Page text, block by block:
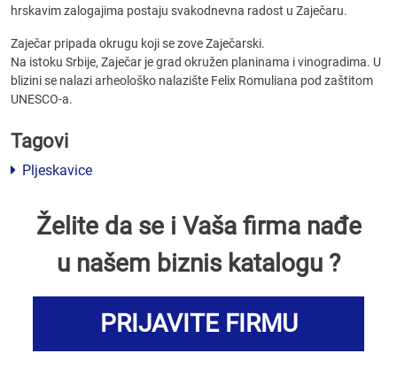
hrskavim zalogajima postaju svakodnevna radost u Zaječaru.
Zaječar pripada okrugu koji se zove Zaječarski.
Na istoku Srbije, Zaječar je grad okružen planinama i vinogradima. U
blizini se nalazi arheološko nalazište Felix Romuliana pod zaštitom
UNESCO-a.
Tagovi
Pljeskavice
Želite da se i Vaša firma nađe
u našem biznis katalogu ?
PRIJAVITE FIRMU